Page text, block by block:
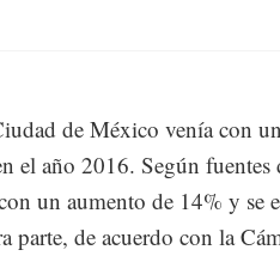
de México venía con
el año 2016. Según fuentes
un aumento de 14% y se
parte, de acuerdo con la